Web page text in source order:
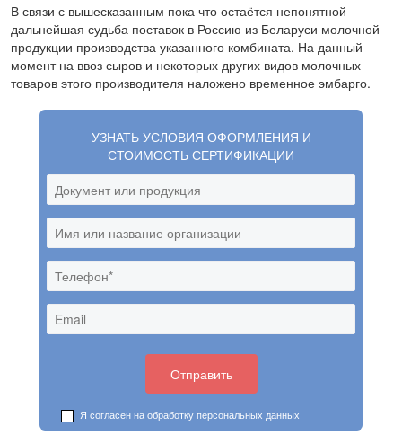
В связи с вышесказанным пока что остаётся непонятной
дальнейшая судьба поставок в Россию из Беларуси молочной
продукции производства указанного комбината. На данный
момент на ввоз сыров и некоторых других видов молочных
товаров этого производителя наложено временное эмбарго.
УЗНАТЬ УСЛОВИЯ ОФОРМЛЕНИЯ И
СТОИМОСТЬ СЕРТИФИКАЦИИ
Я согласен на обработкуперсональных данных